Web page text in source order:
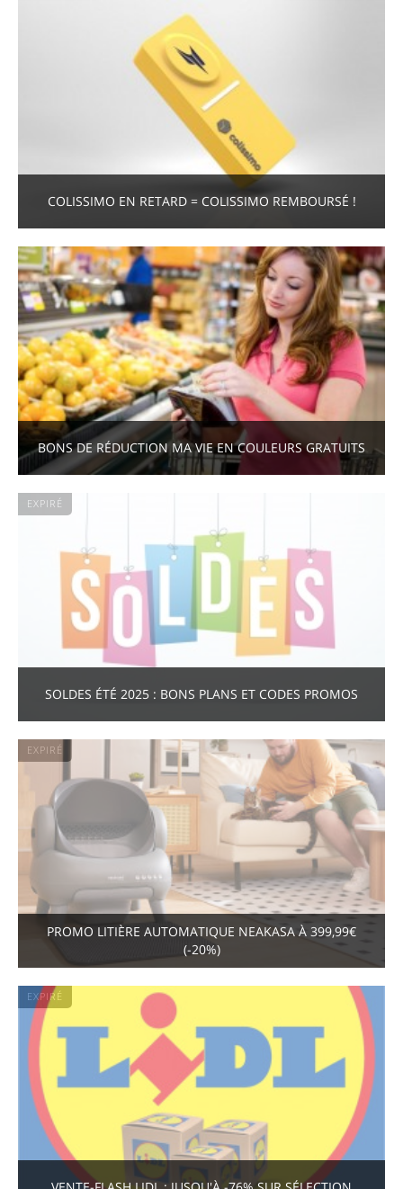
COLISSIMO EN RETARD = COLISSIMO REMBOURSÉ !
BONS DE RÉDUCTION MA VIE EN COULEURS GRATUITS
EXPIRÉ
SOLDES ÉTÉ 2025 : BONS PLANS ET CODES PROMOS
EXPIRÉ
PROMO LITIÈRE AUTOMATIQUE NEAKASA À 399,99€
(-20%)
EXPIRÉ